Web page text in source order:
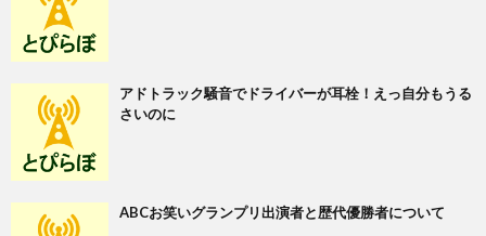
アドトラック騒音でドライバーが耳栓！えっ自分もうる
さいのに
ABCお笑いグランプリ出演者と歴代優勝者について